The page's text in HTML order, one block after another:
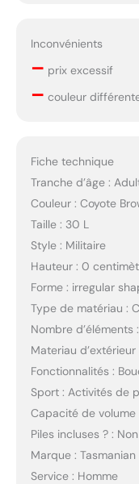
Inconvénients
– prix excessif
– couleur
Fiche technique
Tranche d’âge :
Couleur : Coyote
Taille : 30 L
Style : Militaire
Hauteur : 0
Forme : irregular
Type de matériau :
Nombre d’éléments :
Materiau d’extérieur
Fonctionnalités :
Sport : Activités de
Capacité de volume
Piles incluses ? : Non
Marque : Tasmanian
Service : Homme